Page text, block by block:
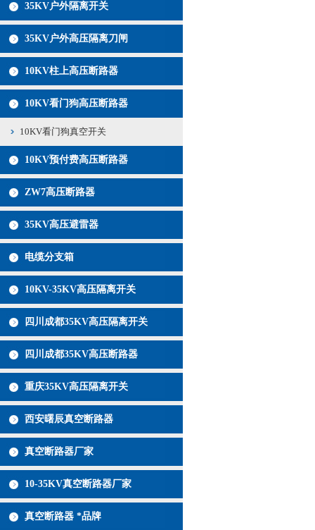
35KV户外隔离开关
35KV户外高压隔离刀闸
10KV柱上高压断路器
10KV看门狗高压断路器
10KV看门狗真空开关
10KV预付费高压断路器
ZW7高压断路器
35KV高压避雷器
电缆分支箱
10KV-35KV高压隔离开关
四川成都35KV高压隔离开关
四川成都35KV高压断路器
重庆35KV高压隔离开关
西安曙辰真空断路器
真空断路器厂家
10-35KV真空断路器厂家
真空断路器 *品牌